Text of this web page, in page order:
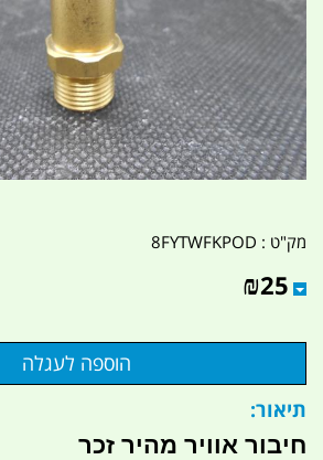
מק"ט : 8FYTWFKPOD
₪25
תיאור:
חיבור אוויר מהיר זכר